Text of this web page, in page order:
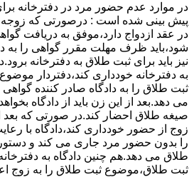
در موارد عدم حضور مرد در دفترخانه
پیش بینی شده است : درصورتی که زوجه
در عقد ازدواج دارد،موفق به دریافت
شود،باید ظرف مهلت مقرر گواهی را به
نیز باید برای ثبت طلاق به دفترخانه
به دفترخانه خودداری کند،دفتردار
ثبت طلاق را به دادگاه صادر کننده
می دهد.بعد از این زن باید از دادگاه
صیغه طلاق احضار کند.در صورتی که بعد
زوج از حضور خودداری کند،دادگاه با
را بدون حضور مرد جاری می کند و
طلاق می دهد.هم چنین دادگاه به
ثبت طلاق،موضوع ثبت طلاق را به زوج